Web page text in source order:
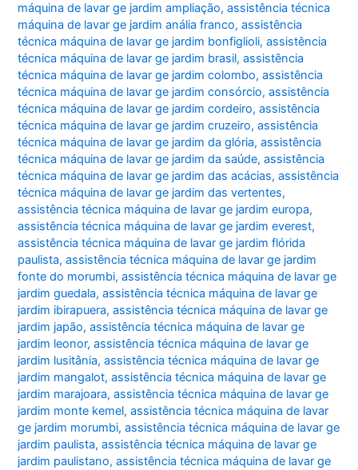
máquina de lavar ge jardim ampliação,assistência técnica
máquina de lavar ge jardim anália franco,assistência
técnica máquina de lavar ge jardim bonfiglioli,assistência
técnica máquina de lavar ge jardim brasil,assistência
técnica máquina de lavar ge jardim colombo,assistência
técnica máquina de lavar ge jardim consórcio,assistência
técnica máquina de lavar ge jardim cordeiro,assistência
técnica máquina de lavar ge jardim cruzeiro,assistência
técnica máquina de lavar ge jardim da glória,assistência
técnica máquina de lavar ge jardim da saúde,assistência
técnica máquina de lavar ge jardim das acácias,assistência
técnica máquina de lavar ge jardim das vertentes,
assistência técnica máquina de lavar ge jardim europa,
assistência técnica máquina de lavar ge jardim everest,
assistência técnica máquina de lavar ge jardim flórida
paulista,assistência técnica máquina de lavar ge jardim
fonte do morumbi,assistência técnica máquina de lavar ge
jardim guedala,assistência técnica máquina de lavar ge
jardim ibirapuera,assistência técnica máquina de lavar ge
jardim japão,assistência técnica máquina de lavar ge
jardim leonor,assistência técnica máquina de lavar ge
jardim lusitânia,assistência técnica máquina de lavar ge
jardim mangalot,assistência técnica máquina de lavar ge
jardim marajoara,assistência técnica máquina de lavar ge
jardim monte kemel,assistência técnica máquina de lavar
ge jardim morumbi,assistência técnica máquina de lavar ge
jardim paulista,assistência técnica máquina de lavar ge
jardim paulistano,assistência técnica máquina de lavar ge